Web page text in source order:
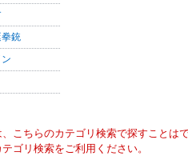
銃
、こちらのカテゴリ検索で探すことはで
ゴリ検索をご利用ください。